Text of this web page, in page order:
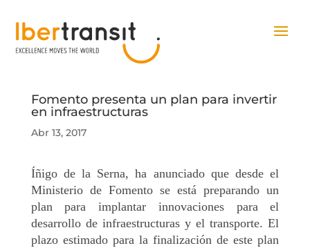
Fomento presenta un plan para invertir
en infraestructuras
Abr 13, 2017
Íñigo de la Serna, ha anunciado que desde el
Ministerio de Fomento se está preparando un
plan para implantar innovaciones para el
desarrollo de infraestructuras y el transporte. El
plazo estimado para la finalización de este plan